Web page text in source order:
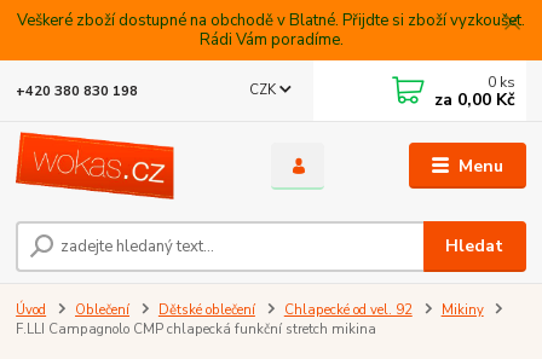
Veškeré zboží dostupné na obchodě v Blatné. Přijdte si zboží vyzkoušet.
Rádi Vám poradíme.
Menu
CZK
Hledat
+420 380 830 198 0 ks
za 0,00 Kč
Úvod Oblečení Dětské oblečení Chlapecké od vel. 92
Mikiny
F.LLI Campagnolo CMP chlapecká funkční stretch mikina